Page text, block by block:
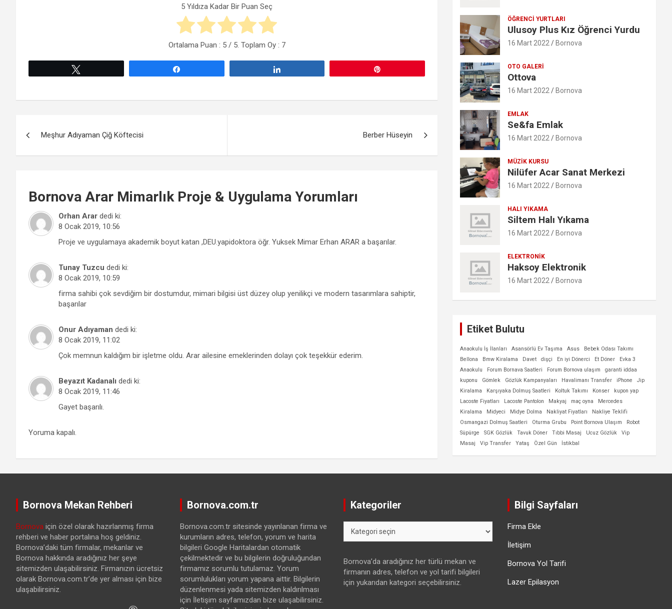
5 Yıldıza Kadar Bir Puan Seç
Ortalama Puan : 5/ 5. Toplam Oy : 7
gezinmesi
Meşhur Adıyaman Çiğ Köftecisi Berber Hüseyin
Bornova Arar Mimarlık Proje & Uygulama Yorumları
Orhan Arar dedi ki:
8 Ocak 2019, 10:56
Proje ve uygulamaya akademik boyut katan ,DEU.yapidoktora öğr. Yuksek Mimar Erhan ARAR a başarılar.
Tunay Tuzcu dedi ki:
8 Ocak 2019, 10:59
firma sahibi çok sevdiğim bir dostumdur, mimari bilgisi üst düzey olup yenilikçi ve modern tasarımlara sahiptir,
başarılar
Onur Adıyaman dedi ki:
8 Ocak 2019, 11:02
Çok memnun kaldığım bir işletme oldu. Arar ailesine emeklerinden dolayı çok teşekkür ederim.
Beyazıt Kadanalı dedi ki:
8 Ocak 2019, 11:46
Gayet başarılı.
Yoruma kapalı.
ÖĞRENCI YURTLARI
Ulusoy Plus Kız Öğrenci Yurdu
16 Mart 2022 Bornova
OTO GALERI
Ottova
16 Mart 2022 Bornova
EMLAK
Se&fa Emlak
16 Mart 2022 Bornova
MÜZIK KURSU
Nilüfer Acar Sanat Merkezi
16 Mart 2022 Bornova
HALI YIKAMA
Siltem Halı Yıkama
16 Mart 2022 Bornova
ELEKTRONIK
Haksoy Elektronik
16 Mart 2022 Bornova
Etiket Bulutu
Anaokulu İş İlanları Asansörlü Ev Taşıma Asus
Bebek Odası Takımı
Bellona
Bmw Kiralama Davet dişçi En iyi Dönerci Et Döner
Evka 3
Anaokulu
Forum Bornava Saatleri Forum Bornova ulaşım
garanti iddaa
kuponu
Gömlek Gözlük Kampanyaları Havalimanı Transfer iPhone
Jip
Kiralama
Karşıyaka Dolmuş Saatleri Koltuk Takımı Konser
kupon yap
Lacoste Fiyatları
Lacoste Pantolon Makyaj maç oyna
Mercedes
Kiralama
Midyeci Midye Dolma Nakliyat Fiyatları
Nakliye Teklifi
Osmangazi Dolmuş Saatleri
Oturma Grubu Point Bornova Ulaşım
Robot
Süpürge
SGK Gözlük Tavuk Döner Tıbbi Masaj Ucuz Gözlük
Vip
Masaj
Vip Transfer Yataş Özel Gün İstikbal
Bornova Mekan Rehberi
Bornova için özel olarak hazırlanmış firma
rehberi ve haber portalına hoş geldiniz.
Bornova’daki tüm firmalar, mekanlar ve
Bornova hakkında aradığınız her şeye
sitemizden ulaşabilirsiniz. Firmanızın ücretsiz
olarak Bornova.com.tr’de yer alması için bize
ulaşabilirsiniz.
Bornova.com.tr
Bornova.com.tr sitesinde yayınlanan firma ve
kurumların adres, telefon, yorum ve harita
bilgileri Google Haritalardan otomatik
çekilmektedir ve bu bilgilerin doğruluğundan
firmamız sorumlu tutulamaz. Yorum
sorumlulukları yorum yapana aittir. Bilgilerin
düzenlenmesi yada sitemizden kaldırılması
için İletişim sayfamızdan bize ulaşabilirsiniz.
Kategoriler
Bornova’da aradığınız her türlü mekan ve
firmanın adres, telefon ve yol tarifi bilgileri
için yukarıdan kategori seçebilirsiniz.
Bilgi Sayfaları
Firma Ekle
İletişim
Bornova Yol Tarifi
Lazer Epilasyon